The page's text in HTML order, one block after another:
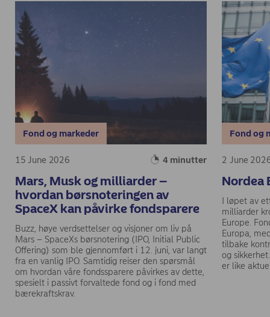
Fond og markeder
15 June 2026 4 minutter
Mars, Musk og milliarder –
hvordan børsnoteringen av
SpaceX kan påvirke fondsparere
Buzz, høye verdsettelser og visjoner om liv på
Mars – SpaceXs børsnotering (IPO, Initial Public
Offering) som ble gjennomført i 12. juni, var langt
fra en vanlig IPO. Samtidig reiser den spørsmål
om hvordan våre fondssparere påvirkes av dette,
spesielt i passivt forvaltede fond og i fond med
bærekraftskrav.
Fond og
2 June
Nordea
I løpet av
milliarder
Europe.
Europa,
tilbake
og
er like